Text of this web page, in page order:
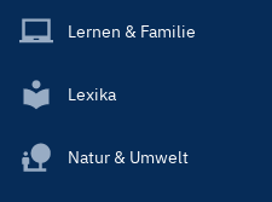
Lernen & Familie
Lexika
Natur & Umwelt